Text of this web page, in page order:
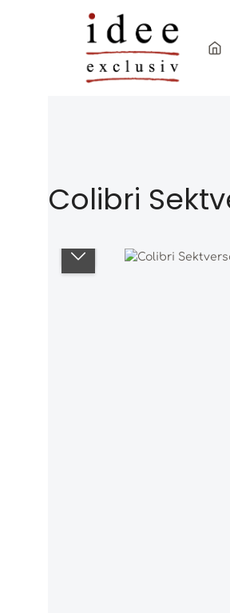
Zum Hauptinhalt springen
Zur Hauptnavigation
Colibri
Bildergalerie überspringen